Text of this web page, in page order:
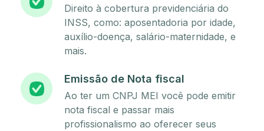
Direito à cobertura previdenciária do
INSS, como: aposentadoria por idade,
auxílio-doença, salário-maternidade, e
mais.
Emissão de Nota fiscal
Ao ter um CNPJ MEI você pode emitir
nota fiscal e passar mais
profissionalismo ao oferecer seus